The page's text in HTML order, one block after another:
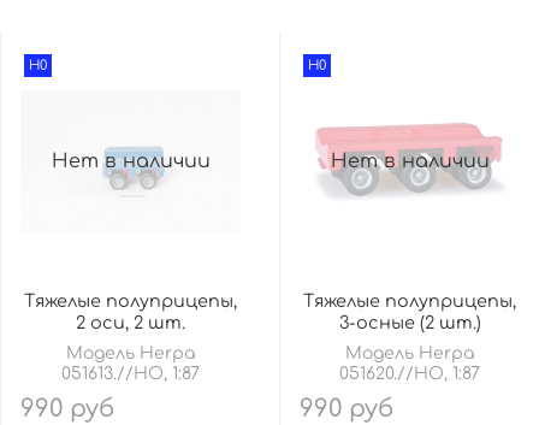
Нет в наличии
H0
Тяжелые полуприцепы,
2 оси, 2 шт.
Модель Herpa
051613.//HO, 1:87
990 руб
Нет в наличии
H0
Тяжелые полуприцепы,
3-осные (2 шт.)
Модель Herpa
051620.//HO, 1:87
990 руб